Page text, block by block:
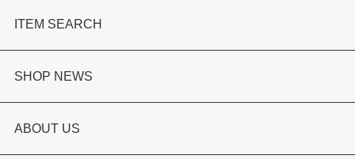
ITEM SEARCH
婚約指輪
結婚指輪
SHOP NEWS
選ばれる理由まとめ
ABOUT US